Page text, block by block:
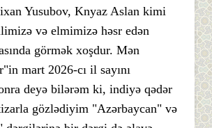
Yusubov, Knyaz Aslan kimi
və elmimizə həsr edən
görmək xoşdur. Mən
mart 2026-cı il sayını
deyə bilərəm ki, indiyə qədər
gözlədiyim "Azərbaycan" və